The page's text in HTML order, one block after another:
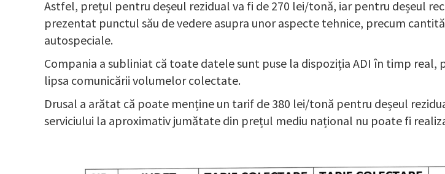
Astfel, prețul pentru deșeul rezidual va fi de 270 lei/tonă, iar pentru deșeul
prezentat punctul său de vedere asupra unor aspecte tehnice, precum
autospeciale.
Compania a subliniat că toate datele sunt puse la dispoziția ADI în timp
lipsa comunicării volumelor colectate.
Drusal a arătat că poate menține un tarif de 380 lei/tonă pentru deșeul
serviciului la aproximativ jumătate din prețul mediu național nu poate fi